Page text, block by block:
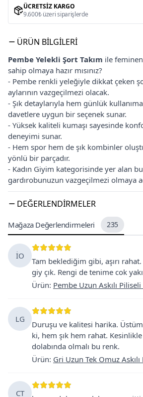
ÜCRETSIZ KARGO
9.600₺ üzeri siparişlerde
ÜRÜN BILGILERI
Pembe Yelekli Şort Takım ile
sahip olmaya hazır mısınız?
- Pembe renkli yeleğiyle dikkat çeken
aylarının vazgeçilmezi olacak.
- Şık detaylarıyla hem günlük
davetlere uygun bir seçenek sunar.
- Yüksek kaliteli kumaşı sayesinde
deneyimi sunar.
- Hem spor hem de şık kombinler
yönlü bir parçadır.
- Kadın Giyim kategorisinde yer alan
gardırobunuzun vazgeçilmezi olmaya
DEĞERLENDIRMELER
Mağaza Değerlendirmeleri 235
İO
Tam beklediğim gibi, aşırı rahat.
giy çık. Rengi de tenime cok
Ürün: Pembe Uzun Askılı
LG
Duruşu ve kalitesi harika.
ki, hem şık hem rahat. Kesinlikle
dolabında olmalı bu renk.
Ürün: Gri Uzun Tek Omuz
CT